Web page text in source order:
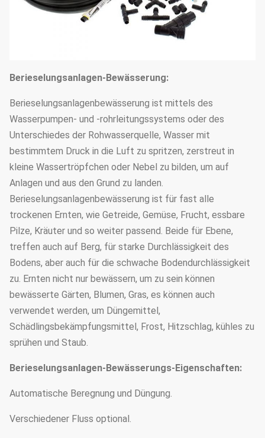
Berieselungsanlagen-Bewässerung:
Berieselungsanlagenbewässerung ist mittels des
Wasserpumpen- und -rohrleitungssystems oder des
Unterschiedes der Rohwasserquelle, Wasser mit
bestimmtem Druck in die Luft zu spritzen, zerstreut in
kleine Wassertröpfchen oder Nebel zu bilden, um auf
Anlagen und aus den Grund zu landen.
Berieselungsanlagenbewässerung ist für fast alle
trockenen Ernten, wie Getreide, Gemüse, Frucht, essbare
Pilze, Kräuter und so weiter passend. Beide für Ebene,
treffen auch auf Berg, für starke Durchlässigkeit des
Bodens, aber auch für die schwache Bodendurchlässigkeit
zu. Ernten nicht nur bewässern, um zu sein können
bewässerte Gärten, Blumen, Gras, es können auch
verwendet werden, um Düngemittel,
Schädlingsbekämpfungsmittel, Frost, Hitzschlag, kühles zu
sprühen und Staub.
Berieselungsanlagen-Bewässerungs-Eigenschaften:
Automatische Beregnung und Düngung.
Verschiedener Fluss optional.